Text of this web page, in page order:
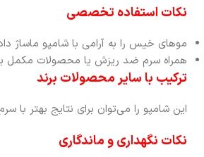
نکات استفاده تخصصی
موهای خیس را به آرامی با شامپو ماساژ داده، ۲–۳ دقیقه بگذارید بماند و سپس
همراه سرم ضد ریزش یا محصولات مکمل
ترکیب با سایر محصولات برند
این شامپو را می‌توان برای نتایج بهتر
نکات نگهداری و ماندگاری